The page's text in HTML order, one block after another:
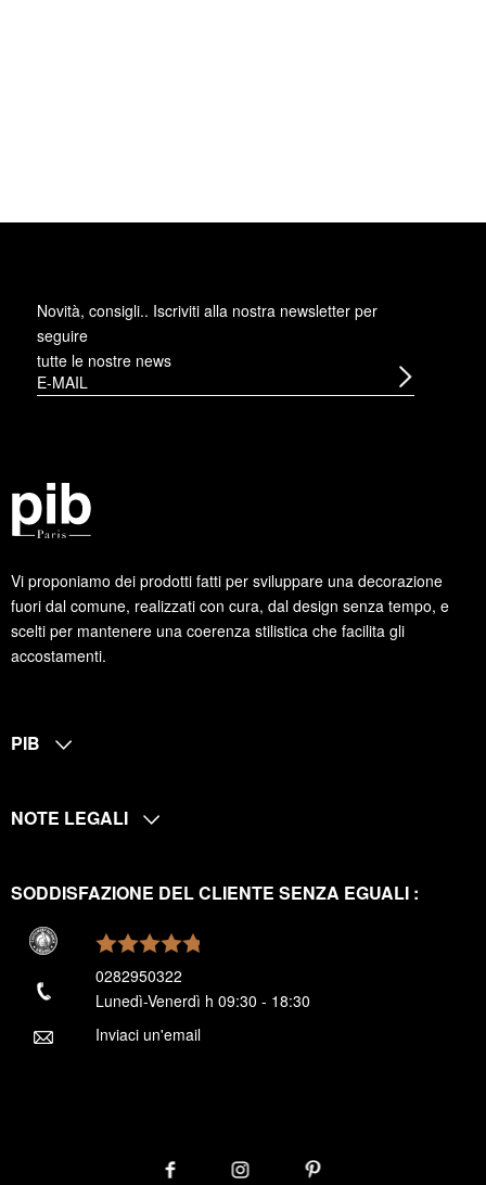
Vi proponiamo dei prodotti fatti per sviluppare una decorazione
fuori dal comune, realizzati con cura, dal design senza tempo, e
scelti per mantenere una coerenza stilistica che facilita gli
accostamenti.
Novità, consigli.. Iscriviti alla nostra newsletter per
seguire
tutte le nostre news
PIB
NOTE LEGALI
SODDISFAZIONE DEL CLIENTE SENZA EGUALI :
0282950322
Lunedì-Venerdì h 09:30 - 18:30
Inviaci un'email